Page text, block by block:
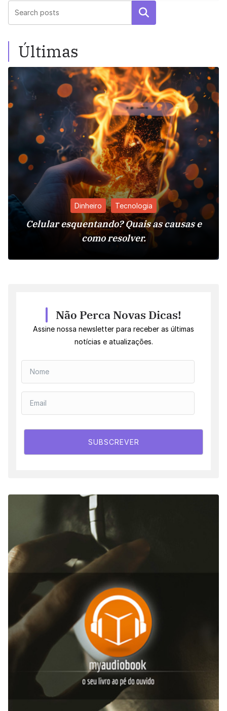
Pesquisar
Últimas
Dinheiro Tecnologia
Celular esquentando? Quais as causas e
como resolver.
Não Perca Novas Dicas!
Assine nossa newsletter para receber as últimas
notícias e atualizações.
SUBSCREVER